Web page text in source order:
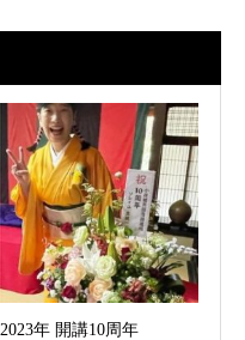
2023年 開講10周年